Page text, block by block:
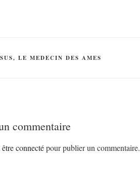
LE MEDECIN DES AMES
commentaire
être connectépour publier un commentaire.